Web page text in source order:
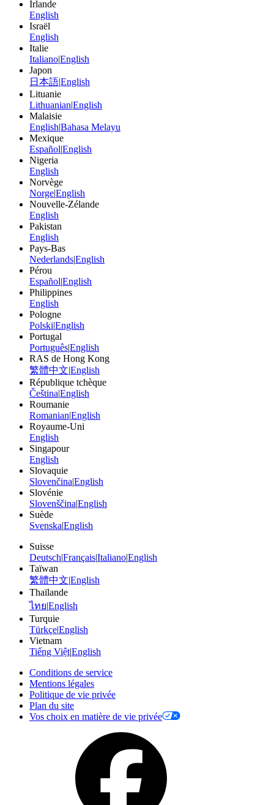
Irlande
English
Israël
English
Italie
Italiano|English
Japon
日本語|English
Lituanie
Lithuanian|English
Malaisie
English|Bahasa Melayu
Mexique
Español|English
Nigeria
English
Norvège
Norge|English
Nouvelle-Zélande
English
Pakistan
English
Pays-Bas
Nederlands|English
Pérou
Español|English
Philippines
English
Pologne
Polski|English
Portugal
Português|English
RAS de Hong Kong
繁體中文|English
République tchèque
Čeština|English
Roumanie
Romanian|English
Royaume-Uni
English
Singapour
English
Slovaquie
Slovenčina|English
Slovénie
Slovenščina|English
Suède
Svenska|English
Suisse
Deutsch|Français|Italiano|English
Taïwan
繁體中文|English
Thaïlande
ไทย|English
Turquie
Türkçe|English
Vietnam
Tiếng Việt|English
Conditions de service
Mentions légales
Politique de vie privée
Plan du site
Vos choix en matière de vie privée